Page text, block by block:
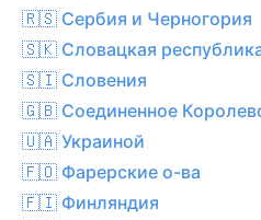
🇷🇸 Сербия и Черногория
🇸🇰 Словацкая
🇸🇮 Словения
🇬🇧 Соединенное
🇺🇦 Украиной
🇫🇴 Фарерские о-ва
🇫🇮 Финляндия